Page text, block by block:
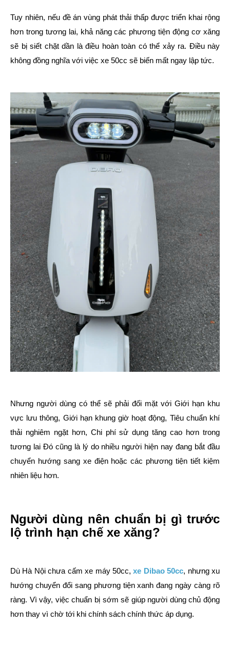
Tuy nhiên, nếu đề án vùng phát thải thấp được triển khai rộng
hơn trong tương lai, khả năng các phương tiện động cơ xăng
sẽ bị siết chặt dần là điều hoàn toàn có thể xảy ra. Điều này
không đồng nghĩa với việc xe 50cc sẽ biến mất ngay lập tức.
Nhưng người dùng có thể sẽ phải đối mặt với Giới hạn khu
vực lưu thông, Giới hạn khung giờ hoạt động, Tiêu chuẩn khí
thải nghiêm ngặt hơn, Chi phí sử dụng tăng cao hơn trong
tương lai Đó cũng là lý do nhiều người hiện nay đang bắt đầu
chuyển hướng sang xe điện hoặc các phương tiện tiết kiệm
nhiên liệu hơn.
Người dùng nên chuẩn bị gì trước
lộ trình hạn chế xe xăng?
Dù Hà Nội chưa cấm xe máy 50cc,xe Dibao 50cc, nhưng xu
hướng chuyển đổi sang phương tiện xanh đang ngày càng rõ
ràng. Vì vậy, việc chuẩn bị sớm sẽ giúp người dùng chủ động
hơn thay vì chờ tới khi chính sách chính thức áp dụng.